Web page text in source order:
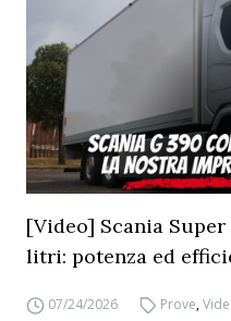
[Video] Scania Super
litri: potenza ed
07/24/2026 Prove,